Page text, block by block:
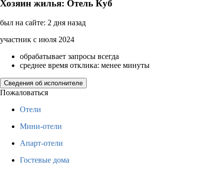
Хозяин жилья: Отель Куб
был на сайте: 2 дня назад
участник с июля 2024
обрабатывает запросы всегда
среднее время отклика: менее минуты
Сведения об исполнителе
Пожаловаться
Отели
Мини-отели
Апарт-отели
Гостевые дома